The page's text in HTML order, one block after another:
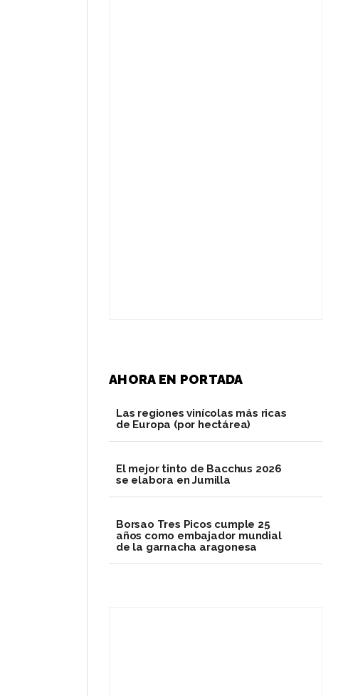
AHORA EN PORTADA
Las regiones vinícolas más ricas
de Europa (por hectárea)
El mejor tinto de Bacchus 2026
se elabora en Jumilla
Borsao Tres Picos cumple 25
años como embajador mundial
de la garnacha aragonesa